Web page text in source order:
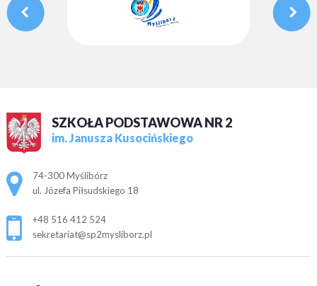
SZKOŁA PODSTAWOWA NR 2
im. Janusza Kusocińskiego
Adres pocztowy:
74-300 Myślibórz
ul. Józefa Piłsudskiego 18
+48 516 412 524
sekretariat@sp2mysliborz.pl